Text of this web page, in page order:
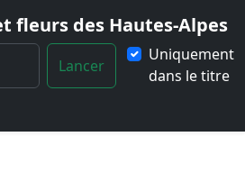
fleurs des Hautes-Alpes
Lancer
Uniquement
dans le titre
l-Eychauda